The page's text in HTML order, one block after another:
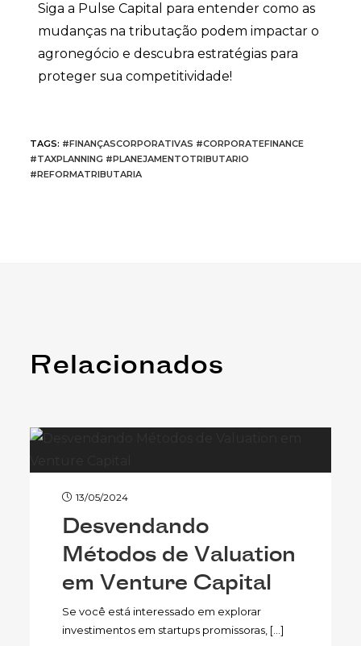
Siga a Pulse Capital para entender como as
mudanças na tributação podem impactar o
agronegócio e descubra estratégias para
proteger sua competitividade!
TAGS: #FINANÇASCORPORATIVAS #CORPORATEFINANCE
#TAXPLANNING #PLANEJAMENTOTRIBUTARIO
#REFORMATRIBUTARIA
Relacionados
13/05/2024
Desvendando
Métodos de Valuation
em Venture Capital
Se você está interessado em explorar
investimentos em startups promissoras, […]